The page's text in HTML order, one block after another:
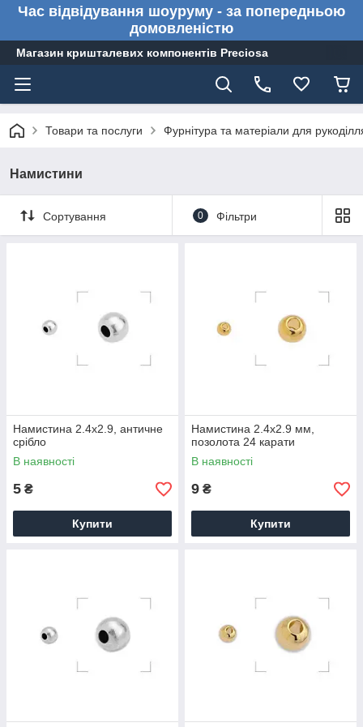
Час відвідування шоуруму - за попередньою
домовленістю
Магазин кришталевих компонентів Preciosa
Товари та послуги Фурнітура та матеріали для
Намистини
Сортування 0 Фільтри
Намистина 2.4х2.9, античне
срібло
В наявності
5 ₴
Купити
Намистина 2.4х2.9 мм,
позолота 24 карати
В наявності
9 ₴
Купити